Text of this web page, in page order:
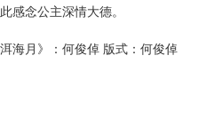
感念公主深情大德。
海月》：何俊倬 版式：何俊倬